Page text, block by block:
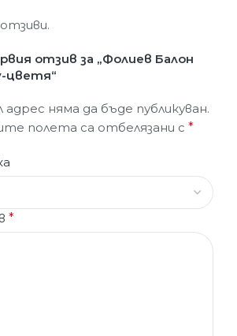
отзив за „Фолиев Балон
цветя“
няма да бъде публикуван.
полета са отбелязани с *
*